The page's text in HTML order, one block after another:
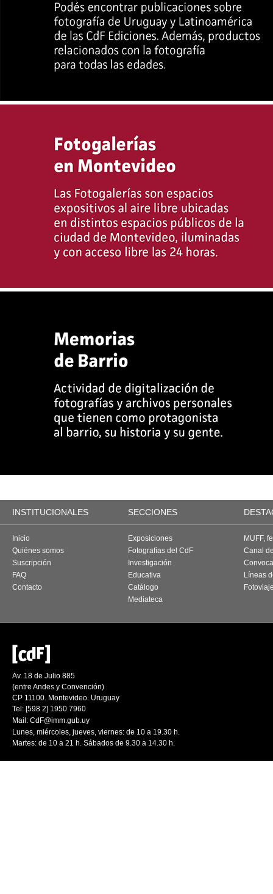
INSTITUCIONALES SECCIONES
Inicio
Quiénes somos
Suscripción
FAQ
Contacto
Exposiciones
Fotografías del CdF
Investigación
Educativa
Catálogo
Mediateca
MUFF,
Canal
Líneas
Av. 18 de Julio 885
(entre Andes y Convención)
CP 11100. Montevideo. Uruguay
Tel: [598 2] 1950 7960
Mail: CdF@imm.gub.uy
Lunes, miércoles, jueves, viernes: de 10 a 19.30 h.
Martes: de 10 a 21 h. Sábados de 9.30 a 14.30 h.